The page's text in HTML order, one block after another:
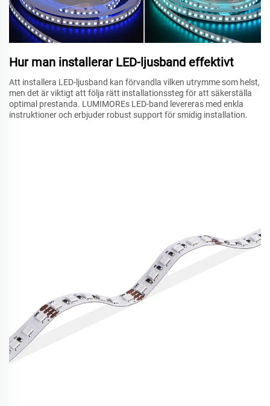
Hur man installerar LED-ljusband effektivt
Att installera LED-ljusband kan förvandla vilken utrymme som helst,
men det är viktigt att följa rätt installationssteg för att säkerställa
optimal prestanda. LUMIMOREs LED-band levereras med enkla
instruktioner och erbjuder robust support för smidig installation.